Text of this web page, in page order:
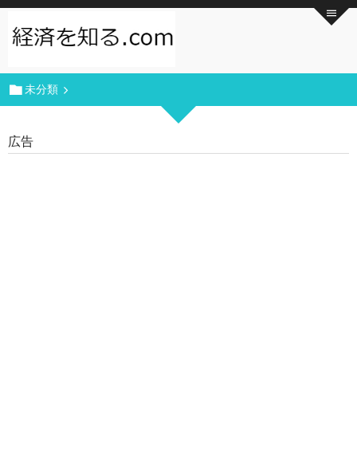
未分類
広告